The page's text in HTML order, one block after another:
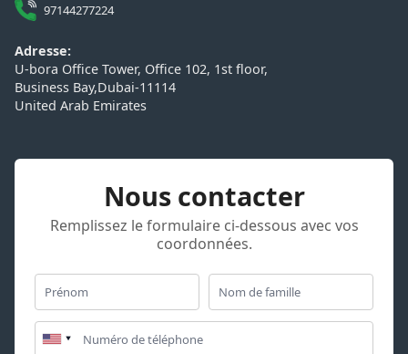
97144277224
Adresse:
U-bora Office Tower, Office 102, 1st floor,
Business Bay,Dubai-11114
United Arab Emirates
Nous contacter
Remplissez le formulaire ci-dessous avec vos
coordonnées.